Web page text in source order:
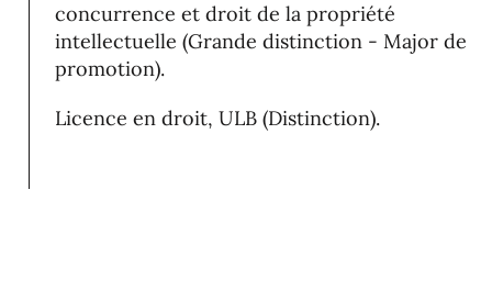
concurrence et droit de la propriété
intellectuelle (Grande distinction - Major de
promotion).
Licence en droit, ULB (Distinction).